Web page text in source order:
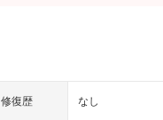
修復歴 なし